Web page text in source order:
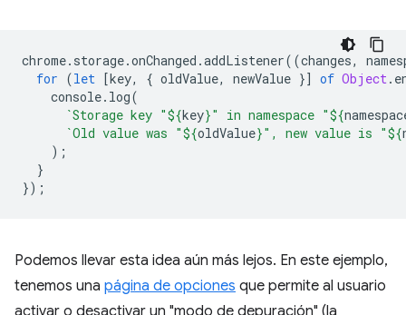
chrome. storage.onChanged .addListener((changes,
for (let [key, { oldValue, newValue }] of Object.
console. log(
`Storage key "${key}" in namespace "${
`Old value was "${oldValue}", new value is "${
);
}
});
Podemos llevar esta idea aún más lejos. En este ejemplo,
tenemos una página de opciones que permite al usuario
activar o desactivar un "modo de depuración" (la